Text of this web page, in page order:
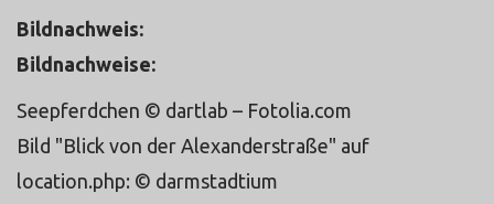
Bildnachweis:
Bildnachweise:
Seepferdchen © dartlab – Fotolia.com
Bild "Blick von der Alexanderstraße" auf
location.php: © darmstadtium